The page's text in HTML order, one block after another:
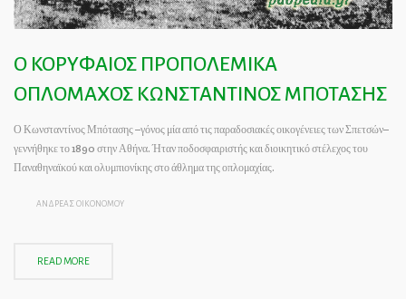
Ο ΚΟΡΥΦΑΙΟΣ ΠΡΟΠΟΛΕΜΙΚΑ
ΟΠΛΟΜΑΧΟΣ ΚΩΝΣΤΑΝΤΙΝΟΣ ΜΠΟΤΑΣΗΣ
Ο Κωνσταντίνος Μπότασης –γόνος μία από τις παραδοσιακές οικογένειες των Σπετσών–
γεννήθηκε το 1890 στην Αθήνα. Ήταν ποδοσφαιριστής και διοικητικό στέλεχος του
Παναθηναϊκού και ολυμπιονίκης στο άθλημα της οπλομαχίας.
ΑΝΔΡΕΑΣ ΟΙΚΟΝΟΜΟΥ
READ MORE